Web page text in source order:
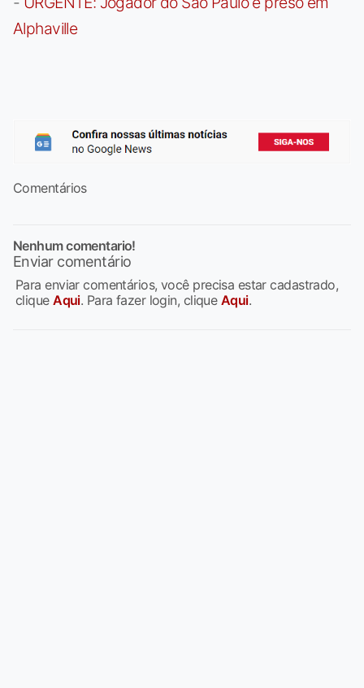
Alphaville
Comentários
Nenhum comentario!
Enviar comentário
Para enviar comentários, você precisa estar cadastrado,
cliqueAqui. Para fazer login, clique Aqui.